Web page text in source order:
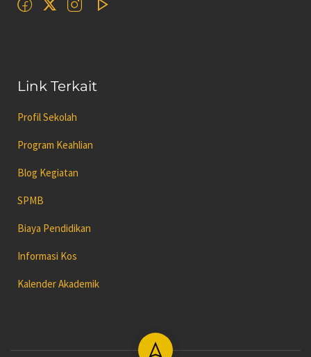
Link Terkait
Profil Sekolah
Program Keahlian
Blog Kegiatan
SPMB
Biaya Pendidikan
Informasi Kos
Kalender Akademik